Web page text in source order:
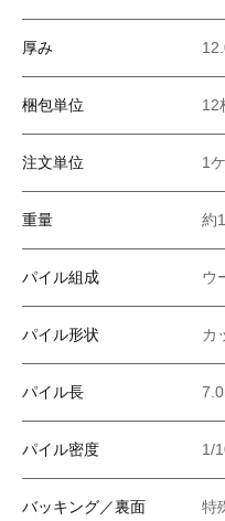
厚み
梱包単位 12
注文単位 1
重量 約
パイル組成 ウ
パイル形状 カ
パイル長
パイル密度 1/
バッキング／裏面 特